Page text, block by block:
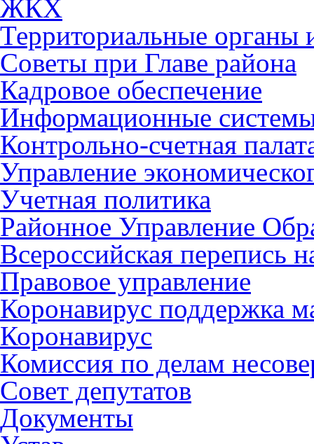
ЖКХ
Территориальные органы
Советы при Главе района
Кадровое обеспечение
Информационные
Контрольно-счетная
Управление
Учетная политика
Районное Управление
Всероссийская перепись
Правовое управление
Коронавирус поддержка
Коронавирус
Комиссия по делам
Совет депутатов
Документы